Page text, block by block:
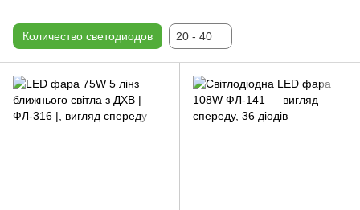
Количество светодиодов 20 - 40